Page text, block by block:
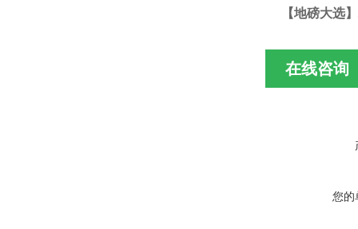
【地磅大选
在线咨询
您的